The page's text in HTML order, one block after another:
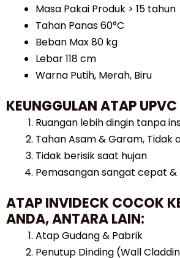
Masa Pakai Produk > 15 tahun
Tahan Panas 60°C
Beban Max 80 kg
Lebar 118 cm
Warna Putih, Merah, Biru
KEUNGGULAN ATAP
Ruangan lebih dingin tanpa
Tahan Asam & Garam, Tidak
Tidak berisik saat hujan
Pemasangan sangat cepat
ATAP INVIDECK COCOK
ANDA, ANTARA LAIN:
Atap Gudang & Pabrik
Penutup Dinding (Wall